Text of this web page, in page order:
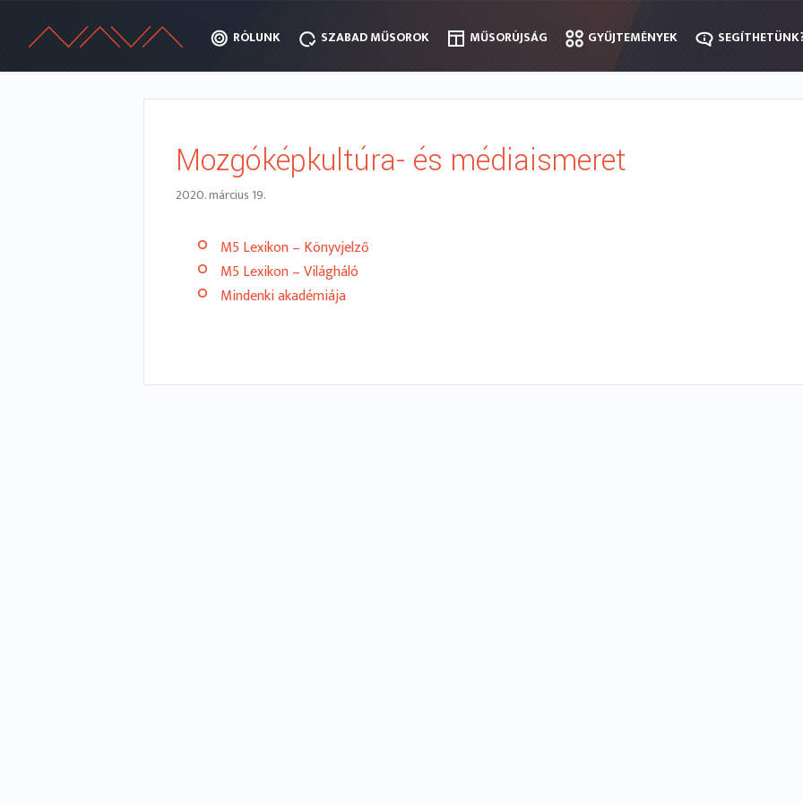
RÓLUNK SZABAD MŰSOROK MŰSORÚJSÁG GYŰJTEMÉNYEK
RÓLUNK SZABAD MŰSOROK MŰSORÚJSÁG GYŰJTEMÉNYEK
Mozgóképkultúra- és médiaismeret
2020. március 19.
M5 Lexikon – Könyvjelző
M5 Lexikon – Világháló
Mindenki akadémiája